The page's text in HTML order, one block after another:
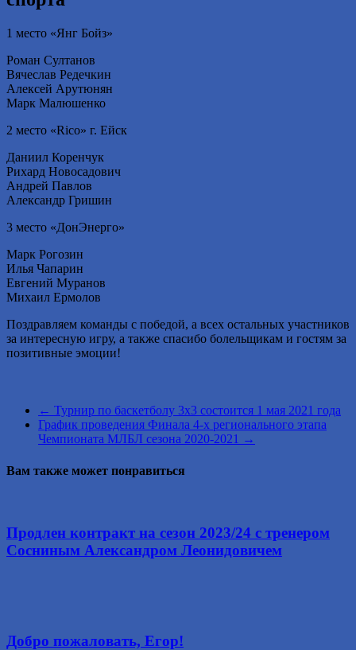
1 место «Янг Бойз»
Роман Султанов
Вячеслав Редечкин
Алексей Арутюнян
Марк Малюшенко
2 место «Rico» г. Ейск
Даниил Коренчук
Рихард Новосадович
Андрей Павлов
Александр Гришин
3 место «ДонЭнерго»
Марк Рогозин
Илья Чапарин
Евгений Муранов
Михаил Ермолов
Поздравляем команды с победой, а всех остальных участников
за интересную игру, а также спасибо болельщикам и гостям за
позитивные эмоции!
← Турнир по баскетболу 3х3 состоится 1 мая 2021 года
График проведения Финала 4-х регионального этапа
Чемпионата МЛБЛ сезона 2020-2021 →
Вам также может понравиться
Продлен контракт на сезон 2023/24 с тренером
Сосниным Александром Леонидовичем
Добро пожаловать, Егор!